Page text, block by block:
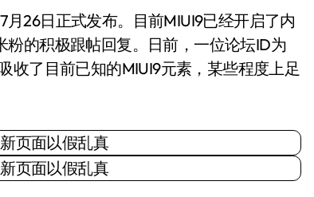
的积极跟帖回复。日前，一位论坛ID为
收了目前已知的MIUI9元素，某些程度上足